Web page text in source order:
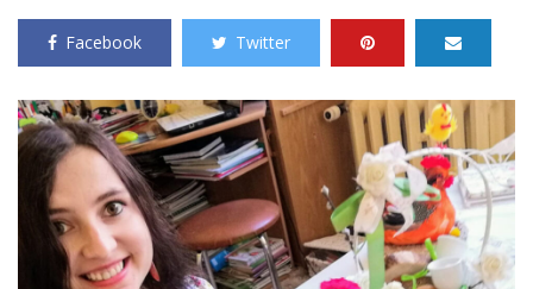
Facebook Twitter